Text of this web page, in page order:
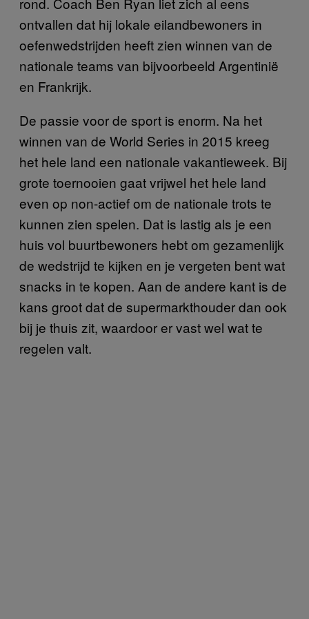
ontvallen dat hij lokale eilandbewoners in
oefenwedstrijden heeft zien winnen van de
nationale teams van bijvoorbeeld Argentinië
en Frankrijk.
De passie voor de sport is enorm. Na het
winnen van de World Series in 2015 kreeg
het hele land een nationale vakantieweek. Bij
grote toernooien gaat vrijwel het hele land
even op non-actief om de nationale trots te
kunnen zien spelen. Dat is lastig als je een
huis vol buurtbewoners hebt om gezamenlijk
de wedstrijd te kijken en je vergeten bent wat
snacks in te kopen. Aan de andere kant is de
kans groot dat de supermarkthouder dan ook
bij je thuis zit, waardoor er vast wel wat te
regelen valt.